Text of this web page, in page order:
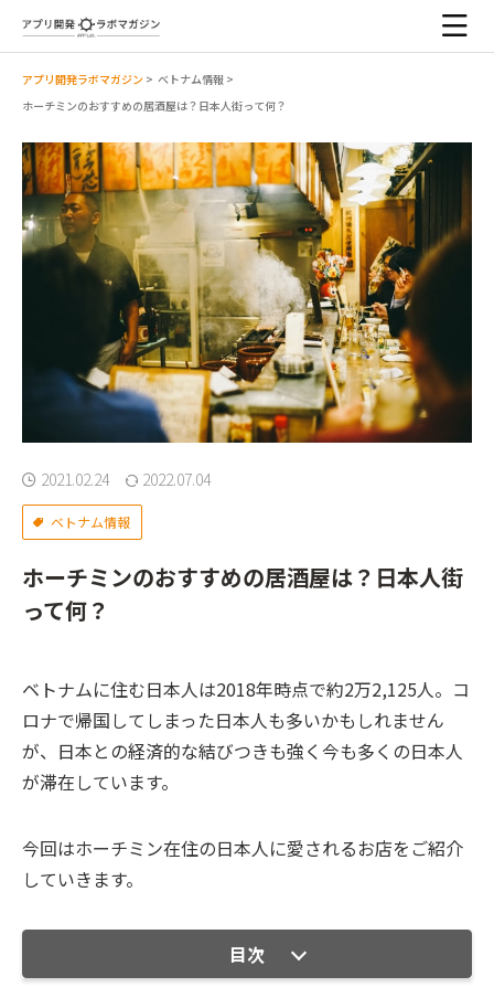
アプリ開発ラボマガジン > ベトナム情報 >
ホーチミンのおすすめの居酒屋は？日本人街って何？
2021.02.24 2022.07.04
ベトナム情報
ホーチミンのおすすめの居酒屋は？日本人街
って何？
ベトナムに住む日本人は2018年時点で約2万2,125人。コ
ロナで帰国してしまった日本人も多いかもしれません
が、日本との経済的な結びつきも強く今も多くの日本人
が滞在しています。
今回はホーチミン在住の日本人に愛されるお店をご紹介
していきます。
目次